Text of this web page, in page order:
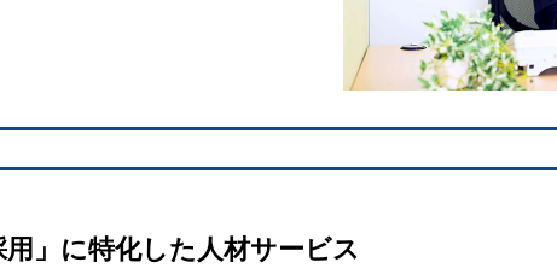
用」に特化した人材サービス